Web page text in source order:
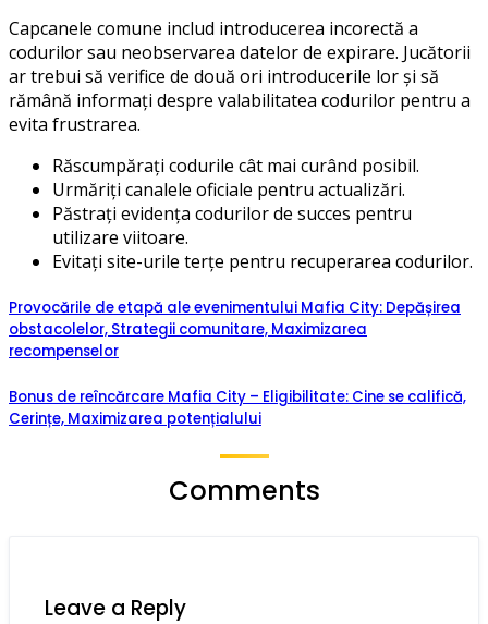
Capcanele comune includ introducerea incorectă a
codurilor sau neobservarea datelor de expirare. Jucătorii
ar trebui să verifice de două ori introducerile lor și să
rămână informați despre valabilitatea codurilor pentru a
evita frustrarea.
Răscumpărați codurile cât mai curând posibil.
Urmăriți canalele oficiale pentru actualizări.
Păstrați evidența codurilor de succes pentru
utilizare viitoare.
Evitați site-urile terțe pentru recuperarea codurilor.
Provocările de etapă ale evenimentului Mafia City: Depășirea
obstacolelor, Strategii comunitare, Maximizarea
recompenselor
Bonus de reîncărcare Mafia City – Eligibilitate: Cine se califică,
Cerințe, Maximizarea potențialului
Comments
Leave a Reply